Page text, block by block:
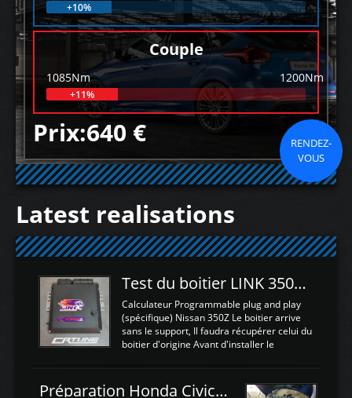
+10%
Couple
1085Nm 1200Nm
+11%
Prix:640 €
RENDEZ-
VOUS
Latest realisations
Test du boitier LINK 350Z Plugin ECU
Calculateur Programmable plug and play
(spécifique) Nissan 350Z Le boitier arrive
sans le support, Il faudra récupérer celui du
boitier d'origine Avant d'installer le
d'envoyer l'information de la large bande
Préparation Honda Civic Type R FK2